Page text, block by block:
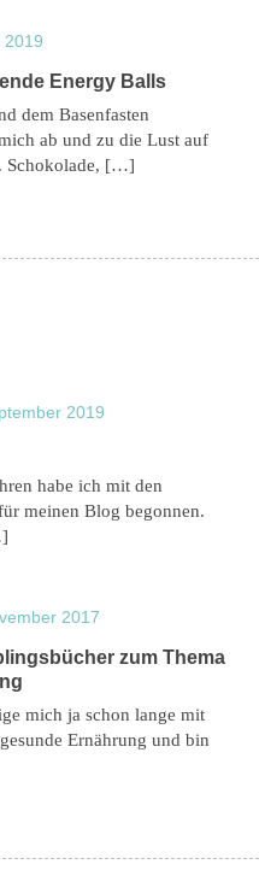
2019
Energy Balls
dem Basenfasten
ab und zu die Lust auf
Schokolade, […]
2019
habe ich mit den
meinen Blog begonnen.
2017
zum Thema
mich ja schon lange mit
Ernährung und bin